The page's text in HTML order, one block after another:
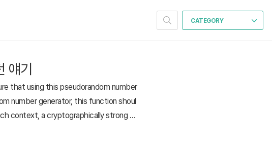
CATEGORY
얘기
that using this pseudorandom number
number generator, this function shoul
context, a cryptographically strong ps